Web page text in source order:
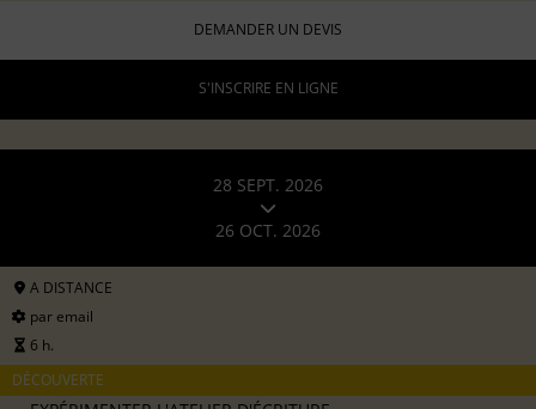
DEMANDER UN DEVIS
S'INSCRIRE EN LIGNE
28 SEPT. 2026
26 OCT. 2026
A DISTANCE
par email
6 h.
DÉCOUVERTE